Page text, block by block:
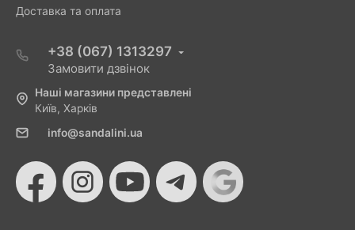
Доставка та оплата
+38 (067) 1313297
Замовити дзвінок
Наші магазини представлені
Київ, Харків
info@sandalini.ua